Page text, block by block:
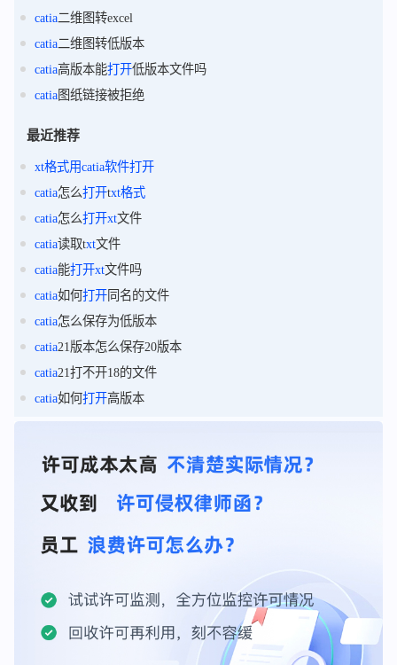
catia二维图转excel
catia二维图转低版本
catia高版本能打开低版本文件吗
catia图纸链接被拒绝
最近推荐
xt格式用catia软件打开
catia怎么打开txt格式
catia怎么打开xt文件
catia读取txt文件
catia能打开xt文件吗
catia如何打开同名的文件
catia怎么保存为低版本
catia21版本怎么保存20版本
catia21打不开18的文件
catia如何打开高版本